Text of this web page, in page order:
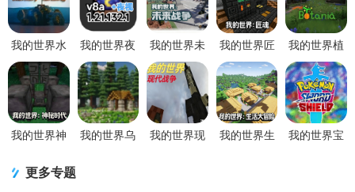
家则能沉浸于“未尽之路”整合包，跨越三个位面收集塔罗牌解锁神
明BOSS战，配..
我的世界水
星迫降重制
版v1.12.2 安
卓版
我的世界夜
视
modv1.21.132.1
安卓版
我的世界未
来战争
7723MODv1.12.2
安卓版
我的世界匠
魂模组中文
版v1.12.2 安
卓版
我的世界植
物魔法模组
手机版
v1.12.2 安卓
版
我的世界神
模组v1.12.2
我的世界乌
我的世界现
我的世界生
我的世界宝
更多专题